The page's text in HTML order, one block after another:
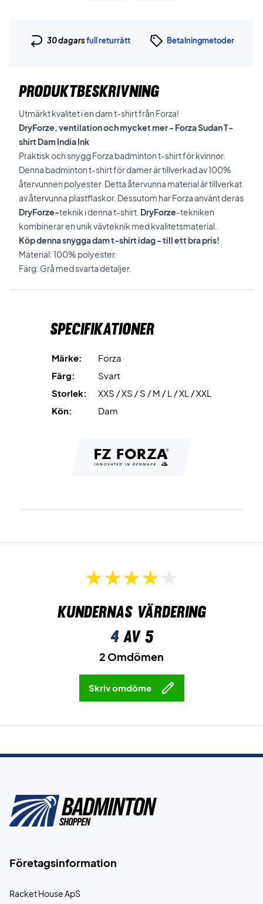
30 dagarsfull returrätt Betalningmetoder
PRODUKTBESKRIVNING
Utmärkt kvalitet i en dam t-shirt från Forza!
DryForze, ventilation och mycket mer - Forza Sudan T-
shirt Dam India Ink
Praktisk och snygg Forza badminton t-shirt för kvinnor.
Denna badminton t-shirt för damer är tillverkad av 100%
återvunnen polyester. Detta återvunna material är tillverkat
av återvunna plastflaskor. Dessutom har Forza använt deras
DryForze-teknik i denna t-shirt. DryForze-tekniken
kombinerar en unik vävteknik med kvalitetsmaterial.
Köp denna snygga dam t-shirt idag - till ett bra pris!
Material: 100% polyester.
Färg: Grå med svarta detaljer.
Specifikationer
Märke:
Forza
Färg:
Svart
Storlek:
XXS / XS / S / M / L / XL / XXL
Kön:
Dam
Kundernas värdering
4av 5
2 Omdömen
Skriv omdöme
Företagsinformation
Racket House ApS